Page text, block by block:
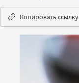
Копировать ссылку